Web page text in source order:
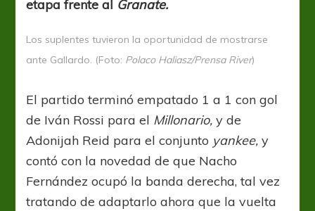
etapa frente al Granate.
Los suplentes tuvieron la oportunidad de mostrarse
ante Gallardo. (Foto: Polaco Haliasz/Prensa River)
El partido terminó empatado 1 a 1 con gol
de Iván Rossi para el Millonario, y de
Adonijah Reid para el conjunto yankee, y
contó con la novedad de que Nacho
Fernández ocupó la banda derecha, tal vez
tratando de adaptarlo ahora que la vuelta